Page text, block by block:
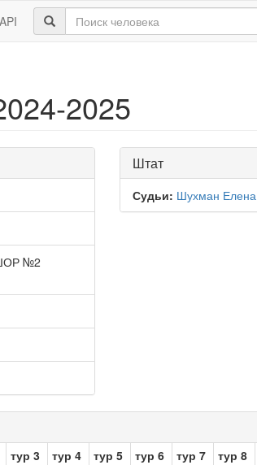
API
2025
№2
Штат
Судьи: Шухман Елена
тур 3 тур 4 тур 5 тур 6 тур 7 тур 8